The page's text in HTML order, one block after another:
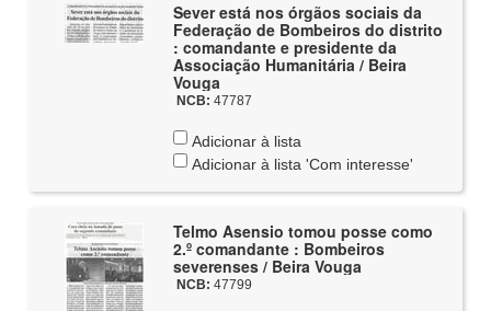
Sever está nos órgãos sociais da
Federação de Bombeiros do distrito
: comandante e presidente da
Associação Humanitária / Beira
Vouga
NCB: 47787
Adicionar à lista
Adicionar à lista 'Com interesse'
Telmo Asensio tomou posse como
2.º comandante : Bombeiros
severenses / Beira Vouga
NCB: 47799